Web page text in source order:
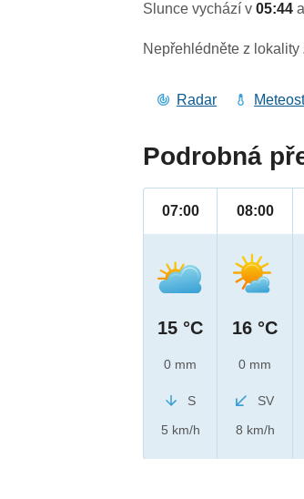
Slunce vychází v05:44
Nepřehlédněte z lokality
Radar
Podrobná
07:00
15 °C
0 mm
S
5 km/h
08:00
16 °C
0 mm
SV
8 km/h